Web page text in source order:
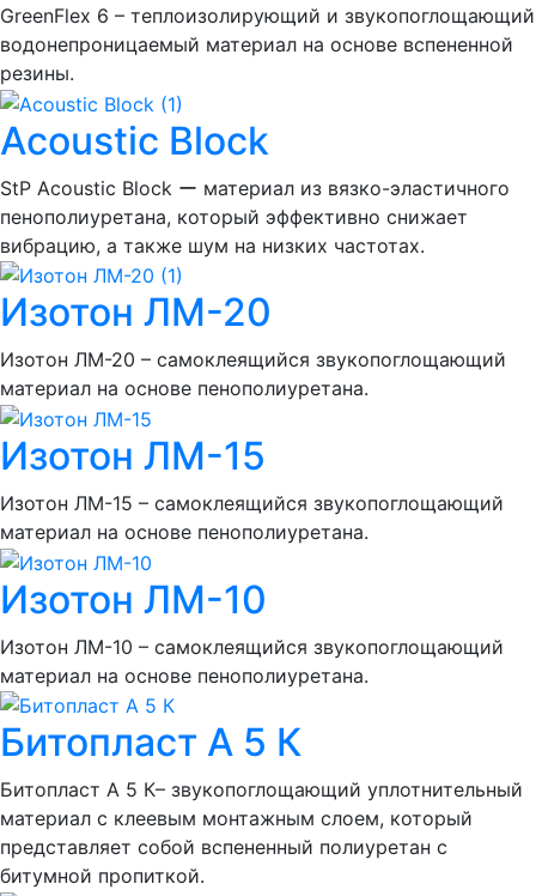
GreenFlex 6 – теплоизолирующий и звукопоглощающий
водонепроницаемый материал на основе вспененной
резины.
Acoustic Block
StP Acoustic Block ー материал из вязко-эластичного
пенополиуретана, который эффективно снижает
вибрацию, а также шум на низких частотах.
Изотон ЛМ-20
Изотон ЛМ-20 – самоклеящийся звукопоглощающий
материал на основе пенополиуретана.
Изотон ЛМ-15
Изотон ЛМ-15 – самоклеящийся звукопоглощающий
материал на основе пенополиуретана.
Изотон ЛМ-10
Изотон ЛМ-10 – самоклеящийся звукопоглощающий
материал на основе пенополиуретана.
Битопласт А 5 К
Битопласт А 5 К– звукопоглощающий уплотнительный
материал с клеевым монтажным слоем, который
представляет собой вспененный полиуретан с
битумной пропиткой.